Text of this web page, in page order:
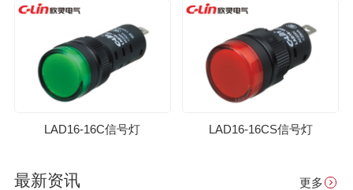
LAD16-16C信号灯 LAD16-16CS信号灯
最新资讯 更多